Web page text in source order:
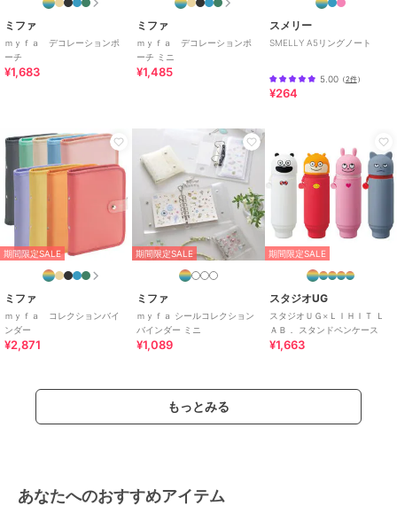
ミファ
ｍｙｆａ デコレーションポ
ーチ
¥1,683
ミファ
ｍｙｆａ デコレーションポ
ーチ ミニ
¥1,485
スメリー
SMELLY A5リングノート
5.00（2件）
¥264
期間限定SALE
ミファ
ｍｙｆａ コレクションバイ
ンダー
¥2,871
期間限定SALE
ミファ
ｍｙｆａ シールコレクション
バインダー ミニ
¥1,089
期間限定SALE
スタジオUG
スタジオＵＧ×ＬＩＨＩＴ Ｌ
ＡＢ． スタンドペンケース
¥1,663
もっとみる
あなたへのおすすめアイテム